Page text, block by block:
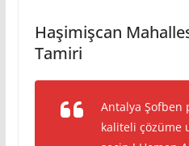
Haşimişcan
Tamiri
Antalya
kaliteli çözüme